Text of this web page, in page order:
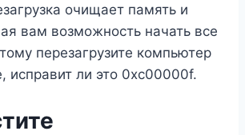
очищает память и
вам возможность начать все
перезагрузите компьютер
исправит ли это 0xc00000f.